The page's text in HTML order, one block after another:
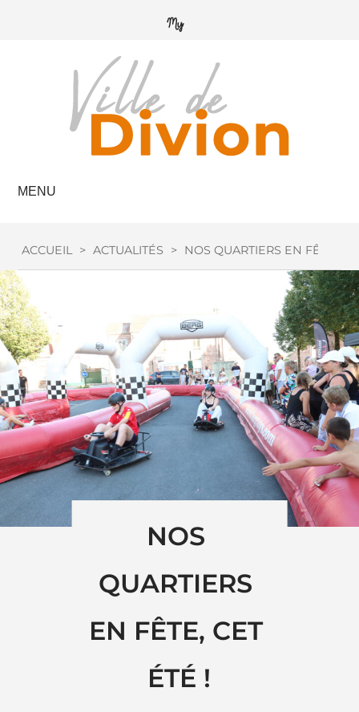
MENU
ACCUEIL > ACTUALITÉS > NOS QUARTIERS EN FÊTE,
NOS
QUARTIERS
EN FÊTE, CET
ÉTÉ !